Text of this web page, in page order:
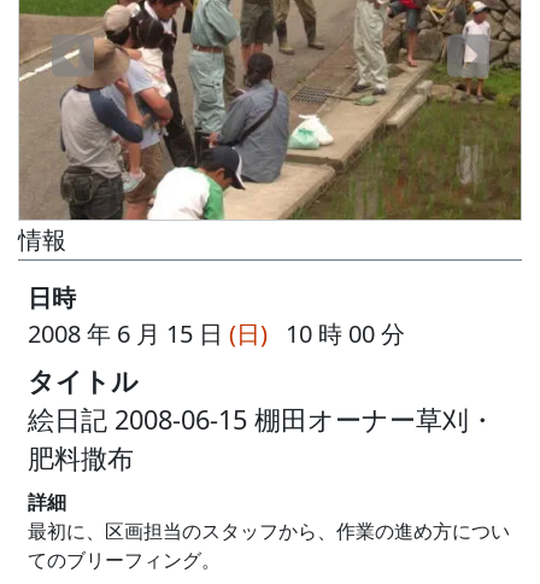
情報
日時
2008 年 6 月 15 日 (日) 10 時 00 分
タイトル
絵日記 2008-06-15 棚田オーナー草刈・
肥料撒布
詳細
最初に、区画担当のスタッフから、作業の進め方につい
てのブリーフィング。